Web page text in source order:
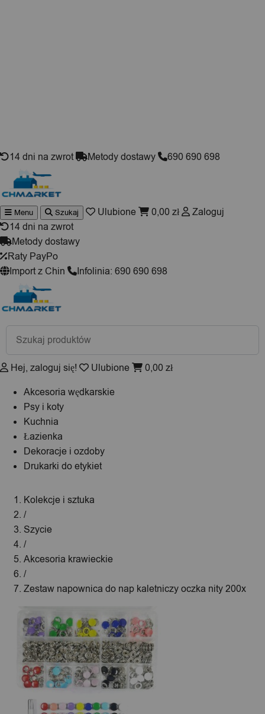
14 dni na zwrot Metody dostawy 690 690 698
Wyszukiwarka
produktów
Menu Szukaj Ulubione 0,00 zł
Zaloguj
14 dni na zwrot
Metody dostawy
Raty PayPo
Import z Chin
Infolinia: 690 690 698
Wyszukiwarka
produktów
Hej, zaloguj się! Ulubione 0,00 zł
Akcesoria wędkarskie
Psy i koty
Kuchnia
Łazienka
Dekoracje i ozdoby
Drukarki do etykiet
Kolekcje i sztuka
/
Szycie
/
Akcesoria krawieckie
/
Zestaw napownica do nap kaletniczy oczka nity 200x